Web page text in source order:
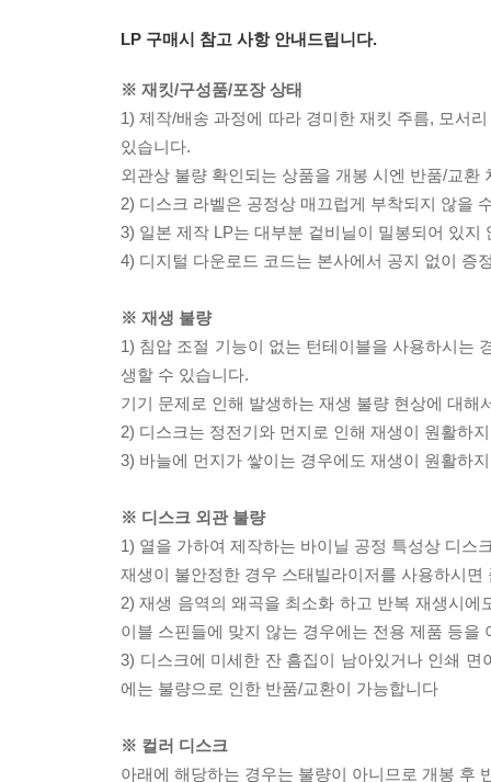
LP 구매시 참고 사항 안내드립니다.
※ 재킷/구성품/포장 상태
1) 제작/배송 과정에 따라 경미한 재킷 주름, 모서
있습니다.
외관상 불량 확인되는 상품을 개봉 시엔 반품/교환
2) 디스크 라벨은 공정상 매끄럽게 부착되지 않을
3) 일본 제작 LP는 대부분 겉비닐이 밀봉되어 있지
4) 디지털 다운로드 코드는 본사에서 공지 없이 증
※ 재생 불량
1) 침압 조절 기능이 없는 턴테이블을 사용하시는
생할 수 있습니다.
기기 문제로 인해 발생하는 재생 불량 현상에 대
2) 디스크는 정전기와 먼지로 인해 재생이 원활하
3) 바늘에 먼지가 쌓이는 경우에도 재생이 원활하
※ 디스크 외관 불량
1) 열을 가하여 제작하는 바이닐 공정 특성상 디스
재생이 불안정한 경우 스태빌라이저를 사용하시
2) 재생 음역의 왜곡을 최소화 하고 반복 재생시
이블 스핀들에 맞지 않는 경우에는 전용 제품 등
3) 디스크에 미세한 잔 흠집이 남아있거나 인쇄
에는 불량으로 인한 반품/교환이 가능합니다
※ 컬러 디스크
아래에 해당하는 경우는 불량이 아니므로 개봉 후